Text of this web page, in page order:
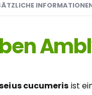
cucumeris ist